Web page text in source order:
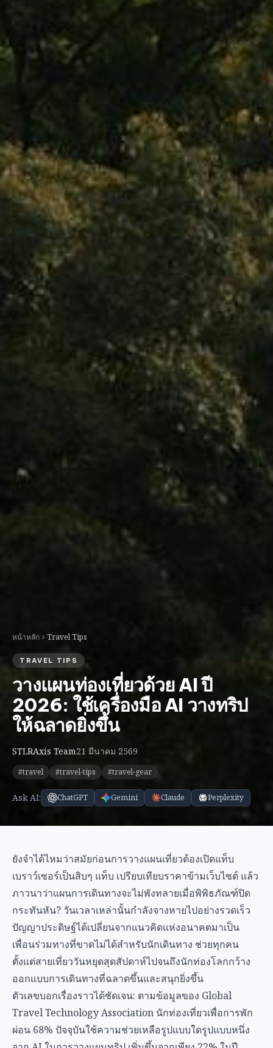
หน้าหลัก Travel Tips
TRAVEL TIPS
วางแผนท่องเที่ยวด้วย AI ปี
2026: ใช้เครื่องมือ AI วางทริป
ให้ฉลาดยิ่งขึ้น
STLRAxis Team21 มีนาคม 2569
#travel #travel-tips #travel-gear
Ask AI: ChatGPT Gemini Claude Perplexity
ยังจำได้ไหมว่าสมัยก่อนการวางแผนเที่ยวต้องเปิดแท็บ
เบราว์เซอร์เป็นสิบๆ แท็บ เปรียบเทียบราคาข้ามเว็บไซต์ แล้ว
ภาวนาว่าแผนการเดินทางจะไม่พังทลายเมื่อพิพิธภัณฑ์ปิด
กระทันหัน? วันเวลาเหล่านั้นกำลังจางหายไปอย่างรวดเร็ว
ปัญญาประดิษฐ์ได้เปลี่ยนจากแนวคิดแห่งอนาคตมาเป็น
เพื่อนร่วมทางที่ขาดไม่ได้สำหรับนักเดินทาง ช่วยทุกคน
ตั้งแต่สายเที่ยววันหยุดสุดสัปดาห์ไปจนถึงนักท่องโลกกว้าง
ออกแบบการเดินทางที่ฉลาดขึ้นและสนุกยิ่งขึ้น
ตัวเลขบอกเรื่องราวได้ชัดเจน: ตามข้อมูลของ Global
Travel Technology Association นักท่องเที่ยวเพื่อการพัก
ผ่อน 68% ปัจจุบันใช้ความช่วยเหลือรูปแบบใดรูปแบบหนึ่ง